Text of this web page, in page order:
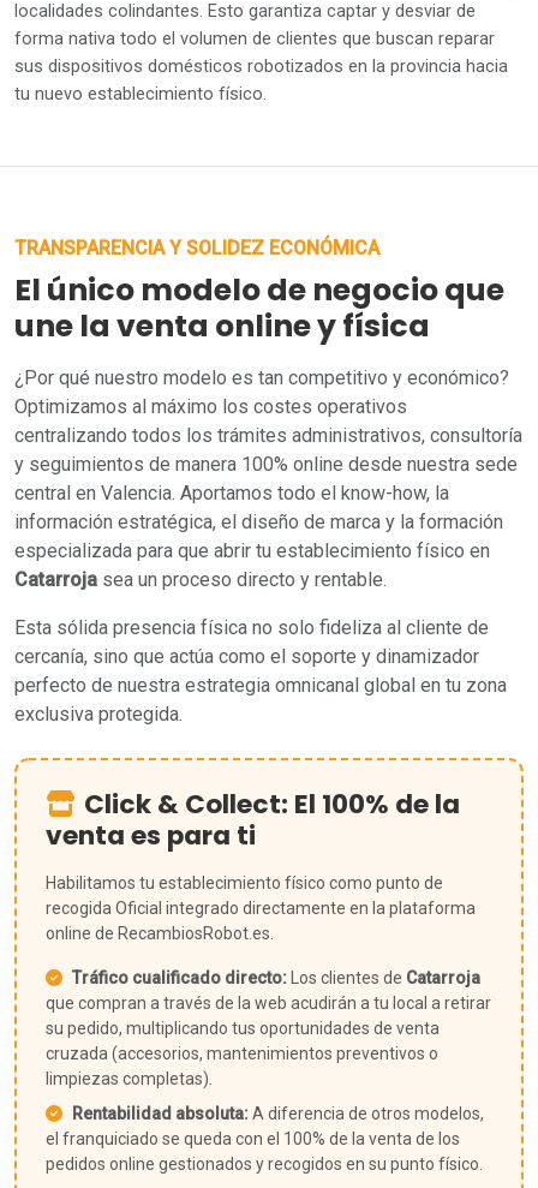
localidades colindantes. Esto garantiza captar y desviar de
forma nativa todo el volumen de clientes que buscan reparar
sus dispositivos domésticos robotizados en la provincia hacia
tu nuevo establecimiento físico.
TRANSPARENCIA Y SOLIDEZ ECONÓMICA
El único modelo de negocio que
une la venta online y física
¿Por qué nuestro modelo es tan competitivo y económico?
Optimizamos al máximo los costes operativos
centralizando todos los trámites administrativos, consultoría
y seguimientos de manera 100% online desde nuestra sede
central en Valencia. Aportamos todo el know-how, la
información estratégica, el diseño de marca y la formación
especializada para que abrir tu establecimiento físico en
Catarroja sea un proceso directo y rentable.
Esta sólida presencia física no solo fideliza al cliente de
cercanía, sino que actúa como el soporte y dinamizador
perfecto de nuestra estrategia omnicanal global en tu zona
exclusiva protegida.
Click & Collect: El 100% de la
venta es para ti
Habilitamos tu establecimiento físico como punto de
recogida Oficial integrado directamente en la plataforma
online de RecambiosRobot.es.
Tráfico cualificado directo: Los clientes de Catarroja
que compran a través de la web acudirán a tu local a retirar
su pedido, multiplicando tus oportunidades de venta
cruzada (accesorios, mantenimientos preventivos o
limpiezas completas).
Rentabilidad absoluta:A diferencia de otros modelos,
el franquiciado se queda con el 100% de la venta de los
pedidos online gestionados y recogidos en su punto físico.